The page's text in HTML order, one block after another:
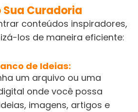
Curadoria
conteúdos inspiradores,
los de maneira eficiente:
de Ideias:
um arquivo ou uma
onde você possa
imagens, artigos e